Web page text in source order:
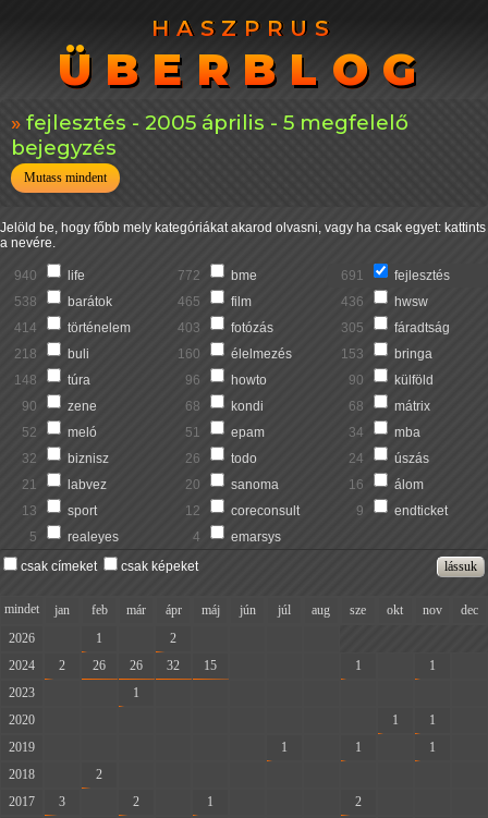
HASZPRUS
ÜBERBLOG
HASZPRUS
ÜBERBLOG
fejlesztés - 2005 április - 5 megfelelő
bejegyzés
Mutass mindent
Jelöld be, hogy főbb mely kategóriákat akarod olvasni, vagy ha csak egyet: kattints
a nevére.
940 life 772 bme 691
fejlesztés
538
barátok 465 film 436
hwsw
414
történelem 403 fotózás 305
fáradtság
218
buli 160 élelmezés 153
bringa
148
túra 96 howto 90
külföld
90
zene 68 kondi 68
mátrix
52
meló 51 epam 34
mba
32
biznisz 26 todo 24
úszás
21
labvez 20 sanoma 16
álom
13
sport 12 coreconsult 9
endticket
5
realeyes 4
emarsys
csak címeket
csak képeket
mindet jan feb már ápr máj jún júl aug sze okt nov
dec
2026
1 2
2024
2 26 26 32 15 1 1
2023
1
2020
1 1
2019
1 1 1
2018
2
2017
3 2 1 2